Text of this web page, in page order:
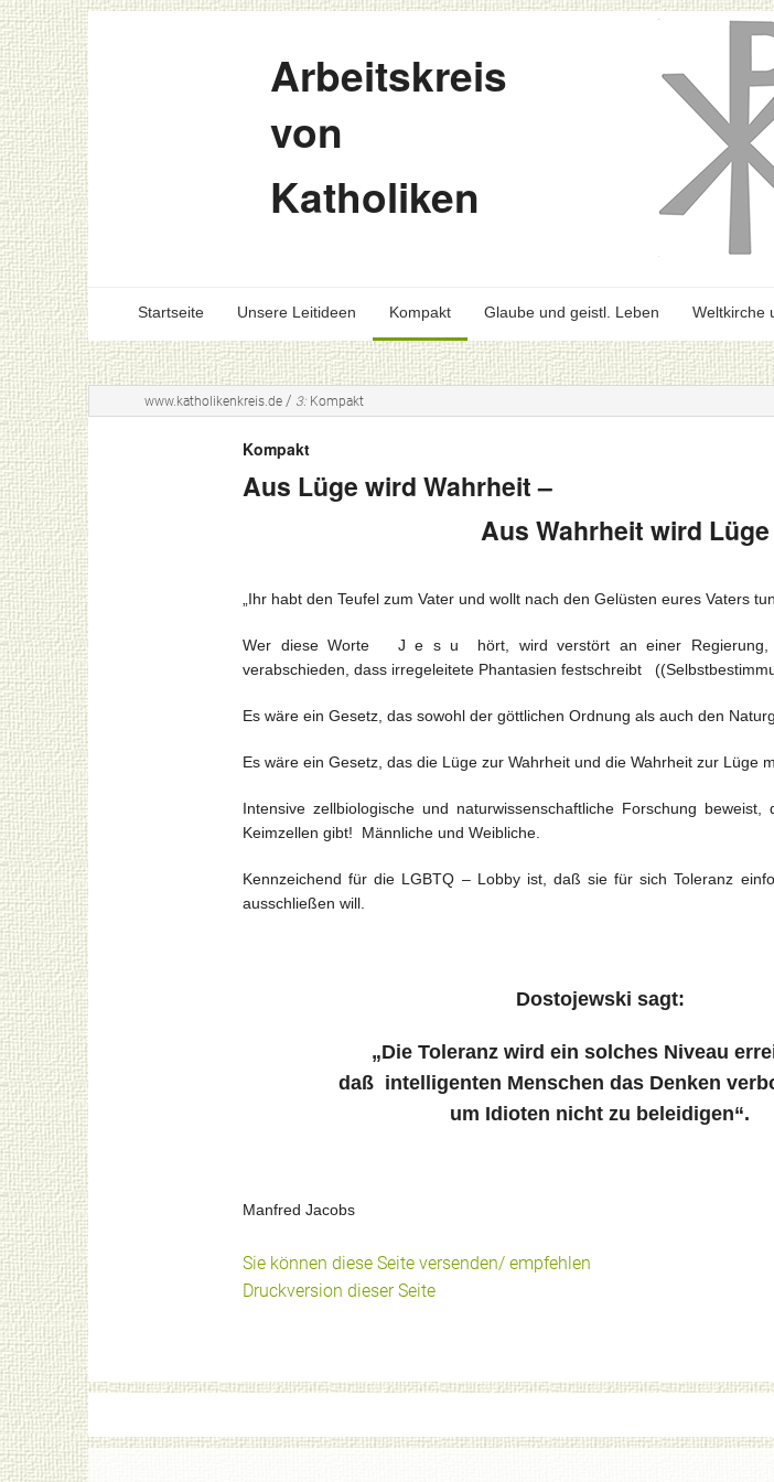
Arbeitskreis
von
Katholiken
Startseite Unsere Leitideen Kompakt Glaube und geistl. Leben Weltkirche
www.katholikenkreis.de / 3: Kompakt
Kompakt
Aus Lüge wird Wahrheit –
Aus Wahrheit wird Lüge
„Ihr habt den Teufel zum Vater und wollt nach den Gelüsten eures Vaters
Wer diese Worte J e s u hört, wird verstört an einer Regierung,
verabschieden, dass irregeleitete Phantasien festschreibt
Es wäre ein Gesetz, das sowohl der göttlichen Ordnung als auch den
Es wäre ein Gesetz, das die Lüge zur Wahrheit und die Wahrheit zur Lüge
Intensive zellbiologische und naturwissenschaftliche Forschung
Keimzellen gibt! Männliche und Weibliche.
Kennzeichend für die LGBTQ – Lobby ist, daß sie für sich Toleranz
ausschließen will.
Dostojewski sagt:
„Die Toleranz wird ein solches Niveau
daß intelligenten Menschen das Denken
um Idioten nicht zu beleidigen“.
Manfred Jacobs
Sie können diese Seite versenden/ empfehlen
Druckversion dieser Seite